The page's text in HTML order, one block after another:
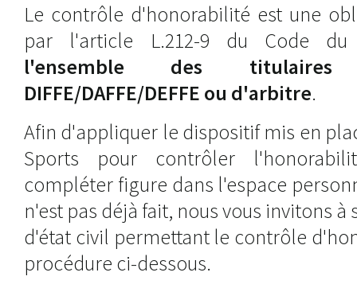
Le contrôle d'honorabilité est une
par l'article L.212-9 du Code
l'ensemble des
DIFFE/DAFFE/DEFFE ou d'arbitre.
Afin d'appliquer le dispositif mis en
Sports pour contrôler
compléter figure dans l'espace
n'est pas déjà fait, nous vous invitons
d'état civil permettant le contrôle
procédure ci-dessous.